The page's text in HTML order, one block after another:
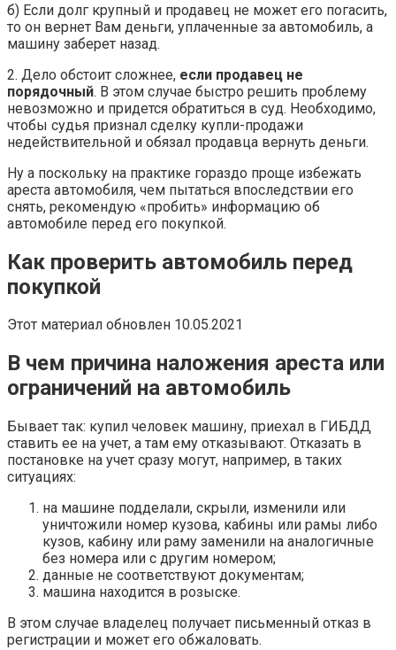
б) Если долг крупный и продавец не может его погасить,
то он вернет Вам деньги, уплаченные за автомобиль, а
машину заберет назад.
2. Дело обстоит сложнее, если продавец не
порядочный. В этом случае быстро решить проблему
невозможно и придется обратиться в суд. Необходимо,
чтобы судья признал сделку купли-продажи
недействительной и обязал продавца вернуть деньги.
Ну а поскольку на практике гораздо проще избежать
ареста автомобиля, чем пытаться впоследствии его
снять, рекомендую «пробить» информацию об
автомобиле перед его покупкой.
Как проверить автомобиль перед
покупкой
Этот материал обновлен 10.05.2021
В чем причина наложения ареста или
ограничений на автомобиль
Бывает так: купил человек машину, приехал в ГИБДД
ставить ее на учет, а там ему отказывают. Отказать в
постановке на учет сразу могут, например, в таких
ситуациях:
на машине подделали, скрыли, изменили или
уничтожили номер кузова, кабины или рамы либо
кузов, кабину или раму заменили на аналогичные
без номера или с другим номером;
данные не соответствуют документам;
машина находится в розыске.
В этом случае владелец получает письменный отказ в
регистрации и может его обжаловать.